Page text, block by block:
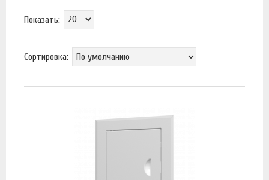
Показать:
Сортировка: